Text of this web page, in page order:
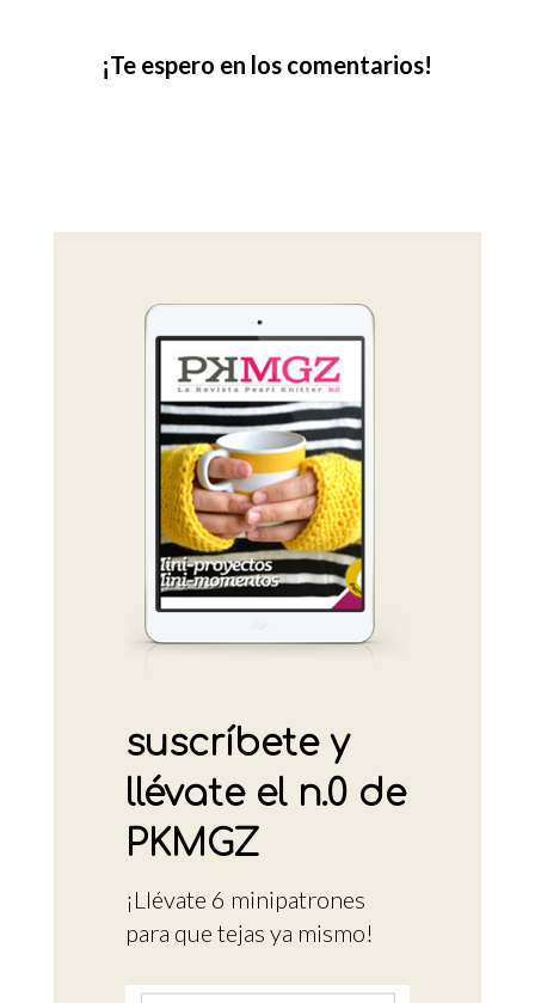
¡Te espero en los comentarios!
suscríbete y
llévate el n.0 de
PKMGZ
¡Llévate 6 minipatrones
para que tejas ya mismo!